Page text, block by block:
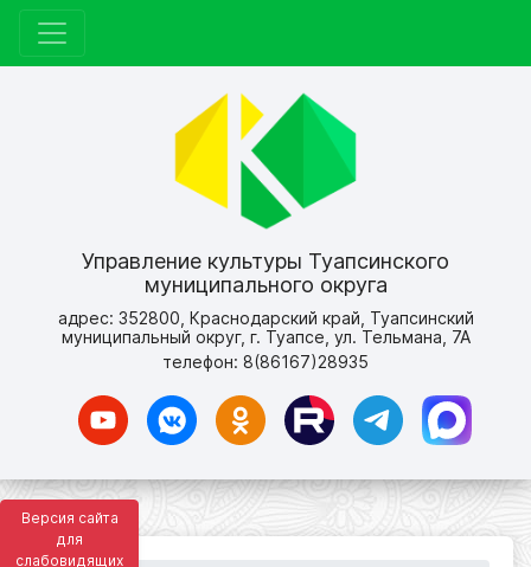
Версия сайта
для
слабовидящих
Управление культуры Туапсинского
муниципального округа
адрес: 352800, Краснодарский край, Туапсинский
муниципальный округ, г. Туапсе, ул. Тельмана, 7А
телефон: 8(86167)28935